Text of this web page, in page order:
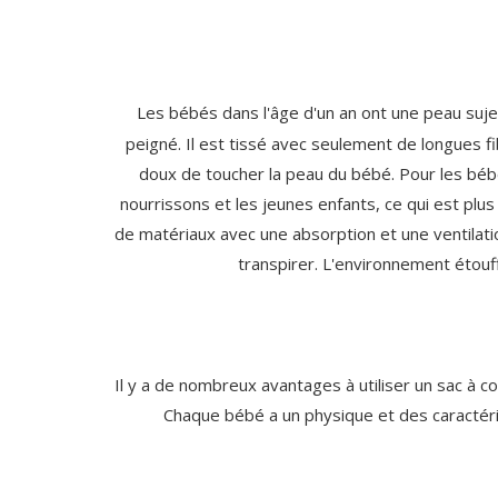
Les bébés dans l'âge d'un an ont une peau
peigné. Il est tissé avec seulement de longues
doux de toucher la peau du bébé. Pour les
nourrissons et les jeunes enfants, ce qui est
de matériaux avec une absorption et une
transpirer. L'environnement
Il y a de nombreux avantages à utiliser un sac à
Chaque bébé a un physique et des